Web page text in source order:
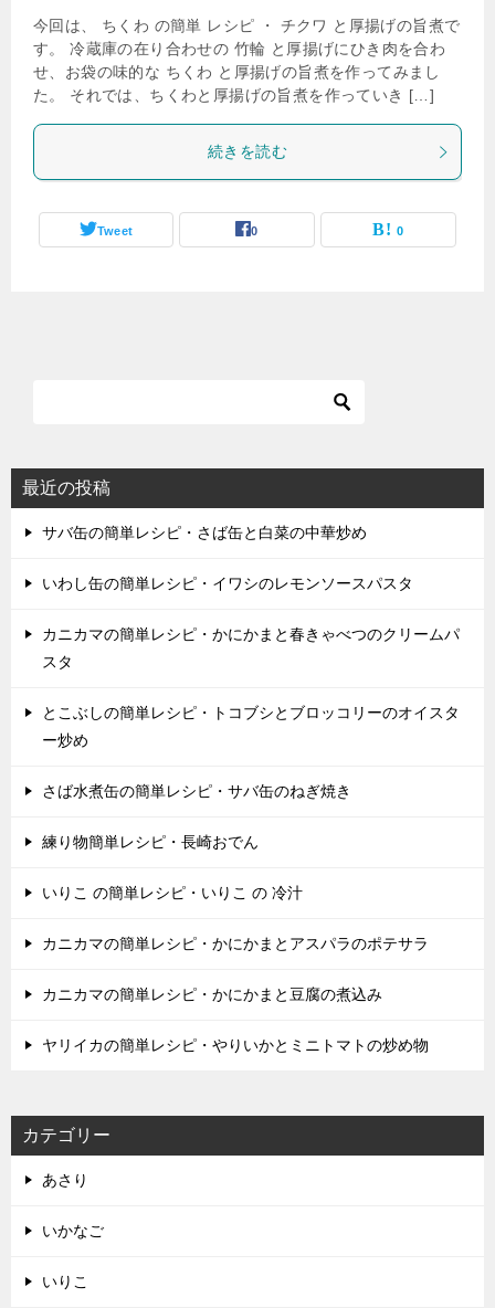
今回は、 ちくわ の簡単 レシピ ・ チクワ と厚揚げの旨煮で
す。 冷蔵庫の在り合わせの 竹輪 と厚揚げにひき肉を合わ
せ、お袋の味的な ちくわ と厚揚げの旨煮を作ってみまし
た。 それでは、ちくわと厚揚げの旨煮を作っていき […]
続きを読む
Tweet 0 0
最近の投稿
サバ缶の簡単レシピ・さば缶と白菜の中華炒め
いわし缶の簡単レシピ・イワシのレモンソースパスタ
カニカマの簡単レシピ・かにかまと春きゃべつのクリームパ
スタ
とこぶしの簡単レシピ・トコブシとブロッコリーのオイスタ
ー炒め
さば水煮缶の簡単レシピ・サバ缶のねぎ焼き
練り物簡単レシピ・長崎おでん
いりこ の簡単レシピ・いりこ の 冷汁
カニカマの簡単レシピ・かにかまとアスパラのポテサラ
カニカマの簡単レシピ・かにかまと豆腐の煮込み
ヤリイカの簡単レシピ・やりいかとミニトマトの炒め物
カテゴリー
あさり
いかなご
いりこ